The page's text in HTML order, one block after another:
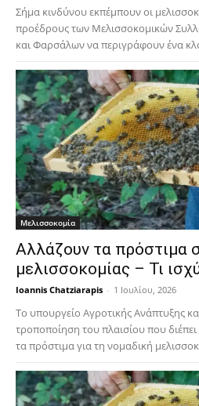
Σήμα κινδύνου εκπέμπουν οι
προέδρους των Μελισσοκομικών
και Φαρσάλων να περιγράφουν ένα
Μελισσοκομία
Αλλάζουν τα πρόστιμα
μελισσοκομίας – Τι
Ioannis Chatziarapis - 1 Ιουλίου, 2026
Το υπουργείο Αγροτικής Ανάπτυξης
τροποποίηση του πλαισίου που διέπει
τα πρόστιμα για τη νομαδική